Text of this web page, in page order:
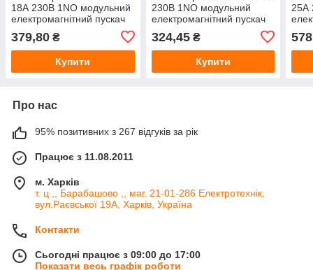
18А 230В 1NO модульний
електромагнітний пускач
379,80 ₴
Купити
230В 1NO модульний
електромагнітний пускач
324,45₴
Купити
25А
Про нас
95% позитивних з 267 відгуків за рік
Працює з 11.08.2011
м. Харків
т. ц ,, Барабашово ,, маг. 21-01-286 Електротехнік,
вул.Раєвської 19А, Харків, Україна
Контакти
Сьогодні працює з 09:00 до 17:00
Показати весь графік роботи